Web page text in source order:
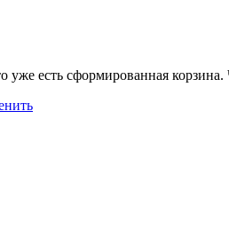
есть сформированная